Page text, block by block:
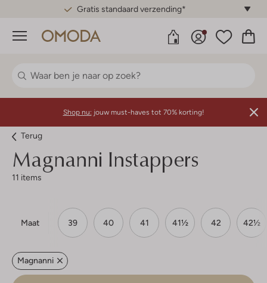
Gratis standaard verzending*
Menu
Shop nu: jouw must-haves tot 70% korting!
Terug
Magnanni Instappers
11 items
Maat 39 40 41 41½ 42 42½
Magnanni